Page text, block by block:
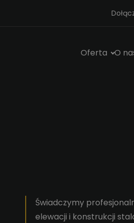
Oferta O
Świadczymy
elewacji i konstrukcji